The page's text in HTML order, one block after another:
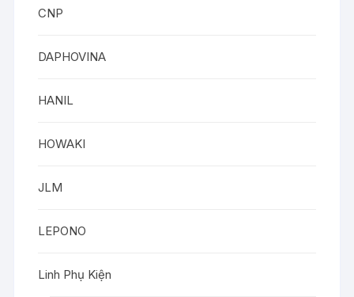
CNP
DAPHOVINA
HANIL
HOWAKI
JLM
LEPONO
Linh Phụ Kiện